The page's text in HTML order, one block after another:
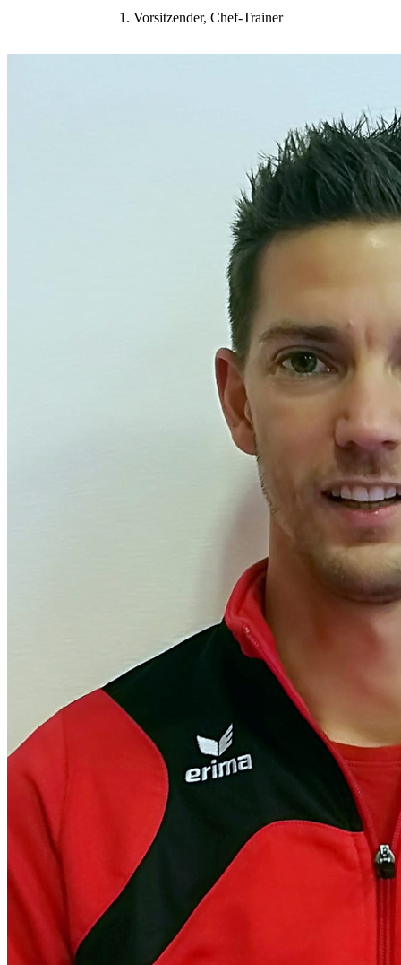
1. Vorsitzender, Chef-Trainer